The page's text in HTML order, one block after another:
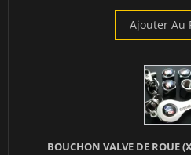
Ajouter Au
BOUCHON VALVE DE ROUE